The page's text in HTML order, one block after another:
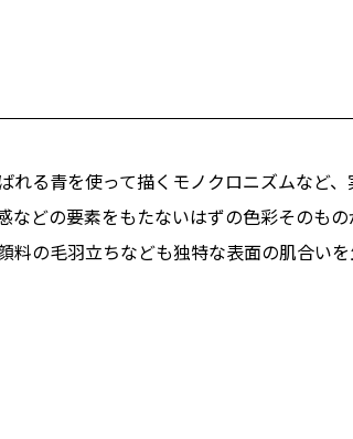
る青を使って描くモノクロニズムなど
などの要素をもたないはずの色彩そのも
料の毛羽立ちなども独特な表面の肌合い